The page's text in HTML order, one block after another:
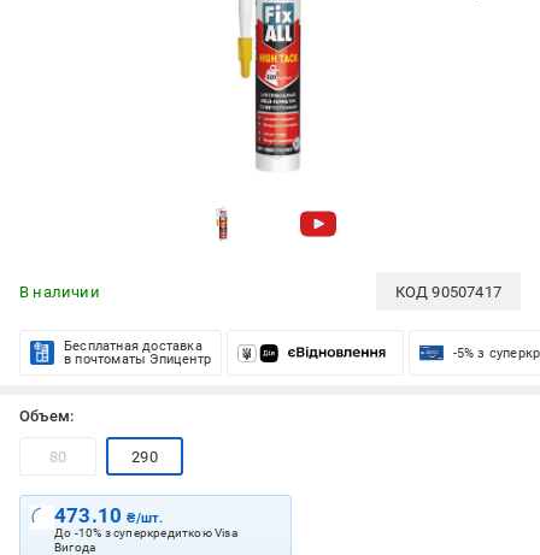
В наличии КОД90507417
Бесплатная доставка
в почтоматы Эпицентр
-5% з
Объем:
80 290
473.10₴/шт.
До -10% з суперкредиткою Visa
Вигода